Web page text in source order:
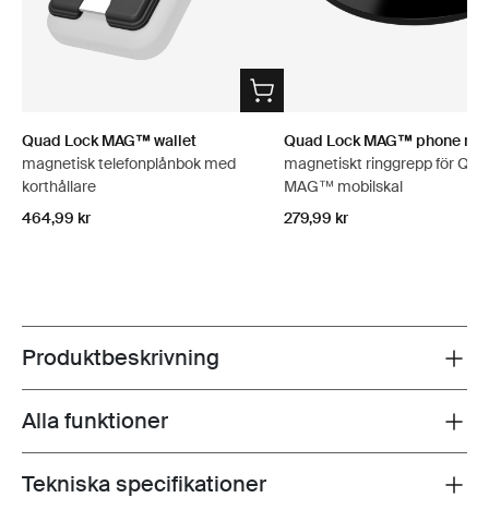
Quad Lock MAG™ wallet
magnetisk telefonplånbok med
korthållare
464,99 kr
Quad Lock MAG™ phone
magnetiskt ringgrepp för
MAG™ mobilskal
279,99 kr
Toggle overview
Produktbeskrivning
Toggle features
Alla funktioner
Toggle techspec
Tekniska specifikationer